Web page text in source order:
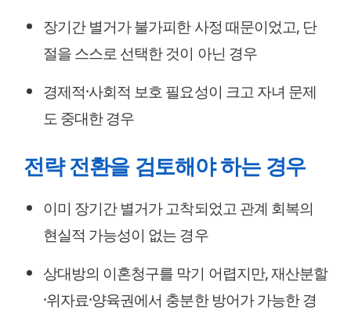
장기간 별거가 불가피한 사정 때문이었고, 단
절을 스스로 선택한 것이 아닌 경우
경제적·사회적 보호 필요성이 크고 자녀 문제
도 중대한 경우
전략 전환을 검토해야 하는 경우
이미 장기간 별거가 고착되었고 관계 회복의
현실적 가능성이 없는 경우
상대방의 이혼청구를 막기 어렵지만, 재산분할
·위자료·양육권에서 충분한 방어가 가능한 경